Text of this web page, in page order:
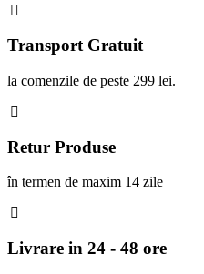
Transport Gratuit
la comenzile de peste 299 lei.
Retur Produse
în termen de maxim 14 zile
Livrare in 24 - 48 ore